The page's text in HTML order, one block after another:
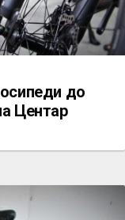
до
Центар